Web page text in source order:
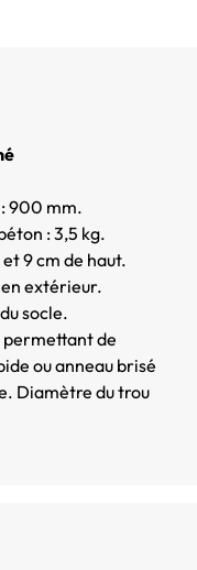
900 mm.
: 3,5 kg.
9 cm de haut.
extérieur.
socle.
permettant de
ou anneau brisé
Diamètre du trou